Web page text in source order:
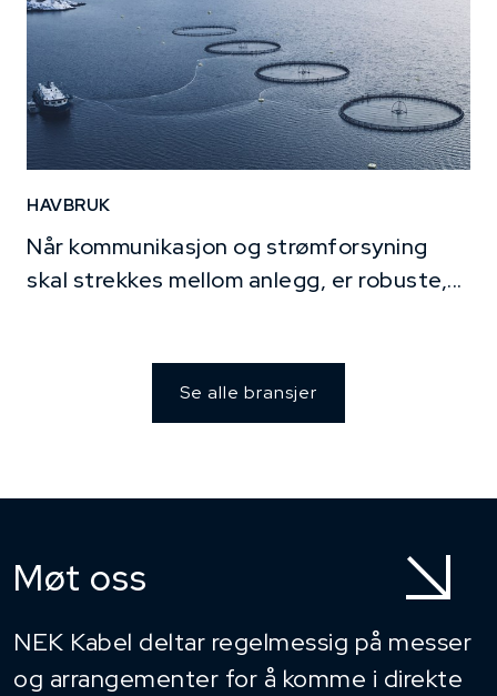
HAVBRUK
Når kommunikasjon og strømforsyning
skal strekkes mellom anlegg, er robuste,...
Se alle bransjer
Møt oss
NEK Kabel deltar regelmessig på messer
og arrangementer for å komme i direkte